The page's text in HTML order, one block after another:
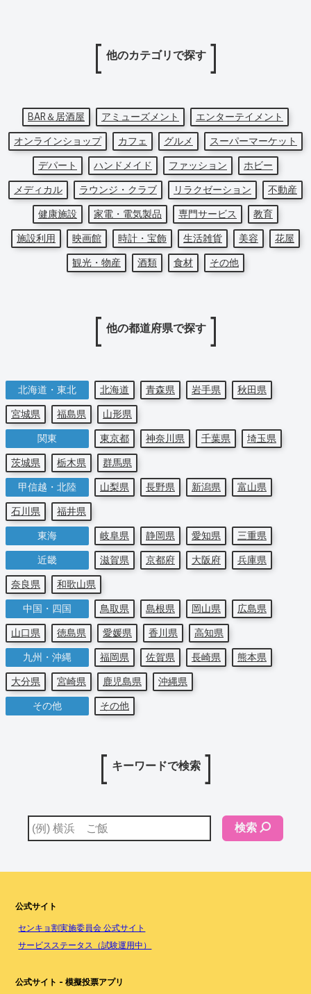
他のカテゴリで探す
BAR＆居酒屋 アミューズメント
エンターテイメント
オンラインショップ
カフェ グルメ
スーパーマーケット
デパート
ハンドメイド ファッション
ホビー
メディカル
ラウンジ・クラブ リラクゼーション
不動産
健康施設
家電・電気製品 専門サービス
教育
施設利用
映画館 時計・宝飾 生活雑貨 美容
花屋
観光・物産
酒類 食材 その他
他の都道府県で探す
北海道・東北 北海道 青森県 岩手県
秋田県
宮城県
福島県
山形県
関東
東京都 神奈川県 千葉県
埼玉県
茨城県
栃木県
群馬県
甲信越・北陸
山梨県 長野県 新潟県
富山県
石川県
福井県
東海
岐阜県 静岡県 愛知県
三重県
近畿
滋賀県 京都府 大阪府
兵庫県
奈良県
和歌山県
中国・四国
鳥取県 島根県 岡山県
広島県
山口県
徳島県 愛媛県 香川県
高知県
九州・沖縄
福岡県 佐賀県 長崎県
熊本県
大分県
宮崎県 鹿児島県
沖縄県
その他
その他
キーワードで検索
検索
公式サイト
センキョ割実施委員会 公式サイト
サービスステータス（試験運用中）
公式サイト - 模擬投票アプリ